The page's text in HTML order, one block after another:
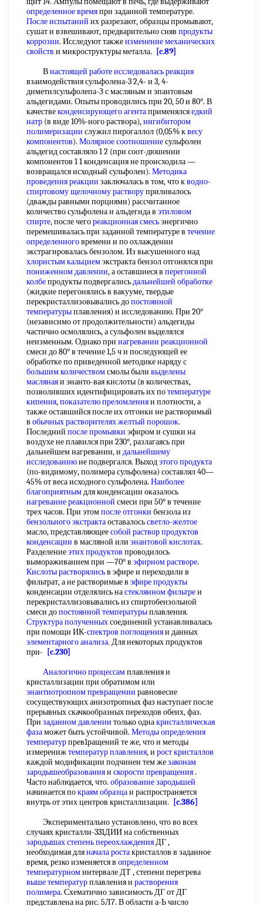
определенное времяпри заданной температуре.
После испытаний их разрезают, образцы промывают,
сушат и взвешивают, предварительно сняв продукты
коррозии. Исследуют такжеизменение механических
свойств и микроструктуры металла.
[c.89]
Внастоящей работеисследовалась реакция
взаимодействия сульфолена-3 2,4- и 3, 4-
диметилсульфолепа-З с масляным и эпантовым
альдегидами. Опыты проводились при 20, 50 и 80°. В
качествеконденсирующего агентаприменялсяедкий
натр (в виде 10%-ного раствора),ингибитором
полимеризации служил пирогаллол (0,05% квесу
компонентов). Молярное соотношениесульфолен
альдегид составляло 1 2 (при соот-дюшении
компонентов 1 1 конденсация не происходила —
возвращался исходный сульфолен). Методика
проведения реакции заключалась в том, что кводно-
спиртовомущелочному растворуприливалось
(дважды равными порциями) рассчитанное
количество сульфолена и альдегида в этиловом
спирте, после чегореакционная смесьэнергично
перемешивалась при заданной температуре в течение
определенноговремени и по охлаждении
экстрагировалась бензолом. Из высушенного над
хлористым кальциемэкстракта бензол отгонялся при
пониженном давлении, а оставшиеся в перегонной
колбепродукты подвергалисьдальнейшей обработке
(жидкие перегонялись в вакууме, твердые
перекристаллизовывались допостоянной
температурыплавления) и исследованию. При 20°
(независимо от продолжительности) альдегиды
частично осмолялись, а сульфолен выделялся
неизменным. Однако при нагревании реакционной
смеси до 80° в течение 1,5 ч и последующей ее
обработке по приведенной методике наряду с
большим количествомсмолы были выделены
маслянаяи энанто-вая кислоты (в количествах,
позволивших идентифицировать их потемпературе
кипения,показателю преломленияи плотности, а
также оставшийся после их отгонки не растворимый
в обычных растворителяхжелтый порошок.
Последний после промывки эфиром и сушки на
воздухе не плавился при 230°, разлагаясь при
дальнейшем нагревании, и дальнейшему
исследованиюне подвергался. Выходэтого продукта
(по-видимому, полимера сульфолена) составлял 40—
45% от веса исходного сульфолена. Наиболее
благоприятнымдля конденсации оказалось
нагревание реакционной смеси при 50° в течение
трех часов. При этомпосле отгонки бензола из
бензольного экстрактаоставалосьсветло-желтое
масло, представляющеесобой растворпродуктов
конденсации в масляной или энантовой кислотах.
Разделениеэтих продуктов проводилось
вымораживанием при —70° в эфирном растворе.
Кислоты растворялисьв эфире и переходили в
фильтрат, а не растворимые в эфире продукты
конденсации отделялись настеклянном фильтреи
перекристаллизовывались из спиртобензольной
смеси допостоянной температурыплавления.
Структура полученныхсоединений устанавливалась
при помощи ИК-спектров поглощенияи данных
элементарного анализа. Для некоторых продуктов
при-
[c.230]
Аналогично процессамплавления и
кристаллизации при обратимом или
энантиотропном превращении равновесие
сосуществующих анизотропных фаз наступает после
прерывных скачкообразных переходов обеих, фаз.
При заданном давлении только однакристаллическая
фазаможет быть устойчивой. Методы определения
температурпрев1ращений те же, что и методы
измеренижтемператур плавления, и рост кристаллов
каждой модификации подчинен тем жезаконам
зародышеобразованияи скорости превращения.
Часто наблюдается, что. образование зародышей
начинается покраям образцаи распространяется
внутрь от этих центров кристаллизации.
[c.386]
Экспериментально установлено, что во всех
случаях кристалли-331ДИИ на собственных
зародышах степень переохлажденияДГ ,
необходимая дляначала ростакристаллов в заданное
время, резко изменяется в определенном
температурноминтервале ДТ , степени перегрева
выше температурплавления и растворения
полимера. Схематично зависимость ДГ от ДГ
представлена на рис. 5Л7. В области а-Ь число